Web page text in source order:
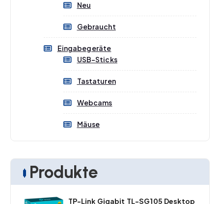
Neu
Gebraucht
Eingabegeräte
USB-Sticks
Tastaturen
Webcams
Mäuse
Produkte
TP-Link Gigabit TL-SG105 Desktop